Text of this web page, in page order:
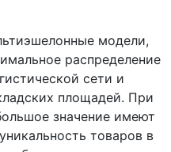
модели,
распределение
сети и
площадей. При
значение имеют
товаров в